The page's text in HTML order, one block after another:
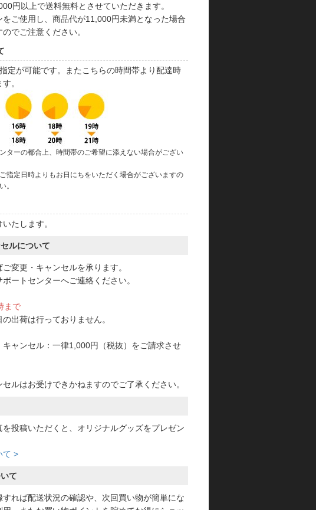
円以上で送料無料とさせていただきます。
をご使用し、商品代が11,000円未満となった場合
でご注意ください。
定が可能です。またこちらの時間帯より配達時
。
ターの都合上、時間帯のご希望に添えない場合がござい
指定日時よりもお日にちをいただく場合がございますの
。
たします。
ルについて
変更・キャンセルを承ります。
ートセンターへご連絡ください。
まで
出荷は行っておりません。
ャンセル：一律1,000円（税抜）をご請求させ
ルはお受けできかねますのでご了承ください。
投稿いただくと、オリジナルグッズをプレゼン
て >
て
すれば配送状況の確認や、次回買い物が簡単にな